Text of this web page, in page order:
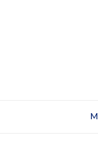
narzędzi